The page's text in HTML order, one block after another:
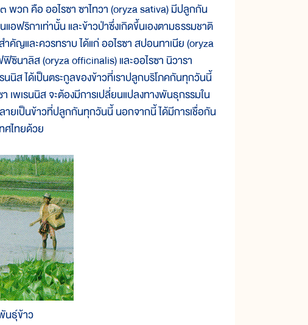
วก คือ ออไรซา ซาไทวา (oryza sativa) มีปลูกกัน
อฟริกาเท่านั้น และข้าวป่าซึ่งเกิดขึ้นเองตามธรรมชาติ
ญและควรทราบ ได้แก่ ออไรซา สปอนทาเนีย (oryza
ซินาลิส (oryza officinalis) และออไรซา นิวารา
นิส ได้เป็นตระกูลของข้าวที่เราปลูกบริโภคกันทุกวันนี้
า เพเรนนิส จะต้องมีการเปลี่ยนแปลงทางพันธุกรรมใน
ายเป็นข้าวที่ปลูกกันทุกวันนี้ นอกจากนี้ ได้มีการเชื่อกัน
ศไทยด้วย
นธุ์ข้าว